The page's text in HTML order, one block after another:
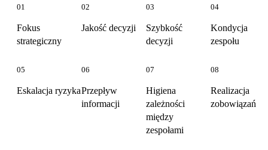
01
Fokus
strategiczny
02
Jakość decyzji
03
Szybkość
decyzji
04
Kondycja
zespołu
05
Eskalacja ryzyka
06
Przepływ
informacji
07
Higiena
zależności
między
zespołami
08
Realizacja
zobowiązań